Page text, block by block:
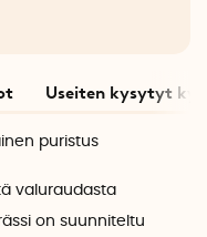
Useiten kysytyt
puristus
valuraudasta
on suunniteltu